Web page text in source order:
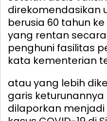
direkomendasikan
berusia 60 tahun
yang rentan
penghuni fasilitas
kata kementerian
atau yang lebih
garis keturunannya
dilaporkan